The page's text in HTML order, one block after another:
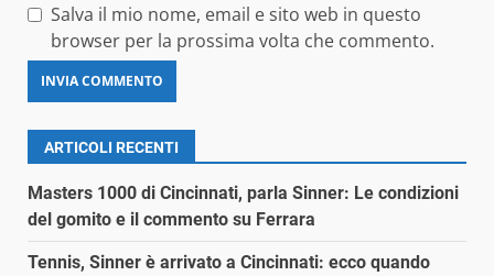
Salva il mio nome, email e sito web in questo
browser per la prossima volta che commento.
ARTICOLI RECENTI
Masters 1000 di Cincinnati, parla Sinner: Le condizioni
del gomito e il commento su Ferrara
Tennis, Sinner è arrivato a Cincinnati: ecco quando